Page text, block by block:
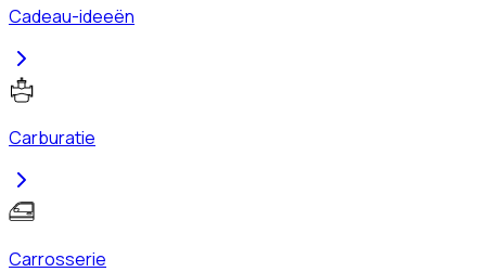
Cadeau-ideeën
Carburatie
Carrosserie